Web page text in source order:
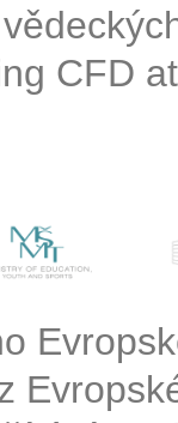
CFD